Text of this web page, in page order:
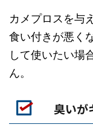
カメプロスを与
食い付きが悪く
して使いたい場
ん。
臭いが